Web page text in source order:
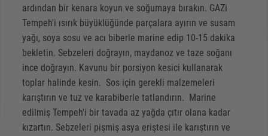
ardından bir kenara koyun ve soğumaya bırakın. GAZi
Tempeh'i ısırık büyüklüğünde parçalara ayırın ve susam
yağı, soya sosu ve acı biberle marine edip 10-15 dakika
bekletin. Sebzeleri doğrayın, maydanoz ve taze soğanı
ince doğrayın. Kavunu bir porsiyon kesici kullanarak
toplar halinde kesin. Sos için gerekli malzemeleri
karıştırın ve tuz ve karabiberle tatlandırın. Marine
edilmiş Tempeh'i bir tavada az yağda çıtır olana kadar
kızartın. Sebzeleri pişmiş asya eriştesi ile karıştırın ve